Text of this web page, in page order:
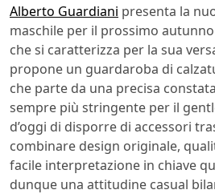
Alberto Guardiani presenta la
maschile per il prossimo
che si caratterizza per la sua
propone un guardaroba di
che parte da una precisa
sempre più stringente per il
d’oggi di disporre di accessori
combinare design originale,
facile interpretazione in chiave
dunque una attitudine casual